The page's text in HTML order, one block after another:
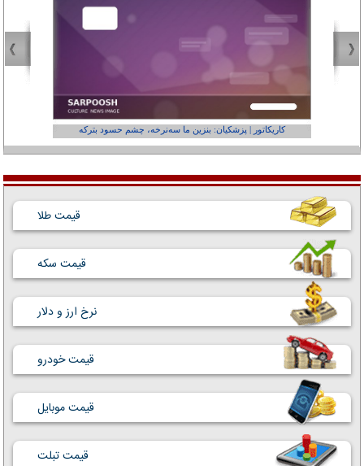
کاریکاتور | پزشکیان: بنزین ما سه‌نرخه، چشم حسود بترکه
قیمت طلا
قیمت سکه
نرخ ارز و دلار
قیمت خودرو
قیمت موبایل
قیمت تبلت